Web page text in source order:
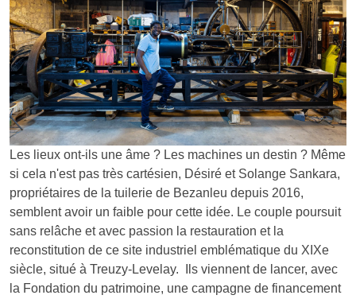
Les lieux ont-ils une âme ? Les machines un destin ? Même
si cela n'est pas très cartésien, Désiré et Solange Sankara,
propriétaires de la tuilerie de Bezanleu depuis 2016,
semblent avoir un faible pour cette idée. Le couple poursuit
sans relâche et avec passion la restauration et la
reconstitution de ce site industriel emblématique du XIXe
siècle, situé à Treuzy-Levelay. Ils viennent de lancer, avec
la Fondation du patrimoine, une campagne de financement